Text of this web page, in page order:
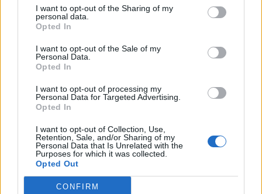
I want to opt-out of the Sharing of my
personal data.
Opted In
I want to opt-out of the Sale of my
Personal Data.
Opted In
I want to opt-out of processing my
Personal Data for Targeted Advertising.
Opted In
I want to opt-out of Collection, Use,
Retention, Sale, and/or Sharing of my
Personal Data that Is Unrelated with the
Purposes for which it was collected.
Opted Out
CONFIRM
Esim for Global|Esim for Europe|Esim for Caribbean
Esim for USA | Esim for Italy|Esim for Spain
for Turkey|Esim for Germany|Esim for Greece|Esim
Esim for World Cup 2026